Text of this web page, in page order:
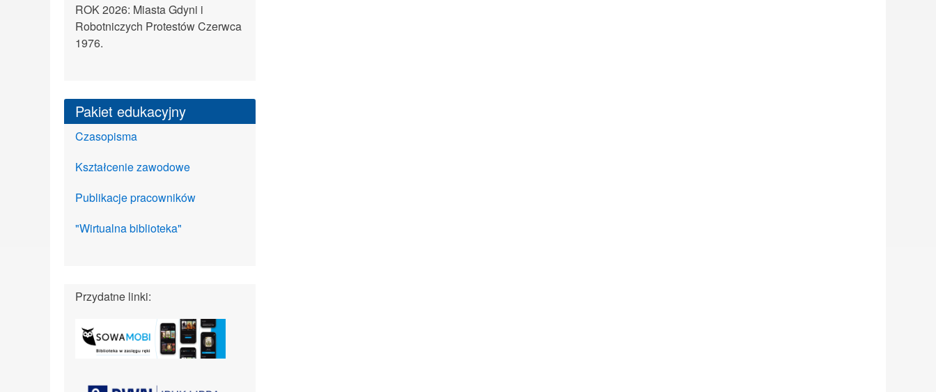
ROK 2026: Miasta Gdyni i
Robotniczych Protestów Czerwca
1976.
Pakiet edukacyjny
Czasopisma
Kształcenie zawodowe
Publikacje pracowników
"Wirtualna biblioteka"
Przydatne linki: